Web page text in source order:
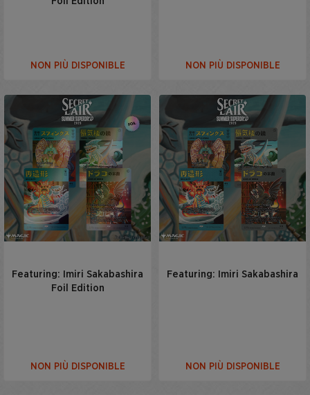
NON PIÙ DISPONIBLE NON PIÙ DISPONIBLE
Featuring: Imiri Sakabashira
Foil Edition
NON PIÙ DISPONIBLE
Featuring: Imiri Sakabashira
NON PIÙ DISPONIBLE